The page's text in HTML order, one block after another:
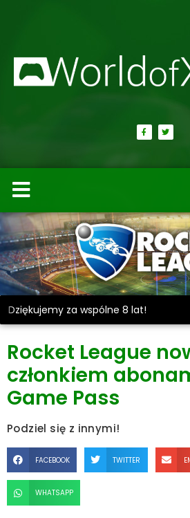
Dziękujemy za wspólne 8 lat!
Rocket League
członkiem
Game Pass
Podziel się z innymi!
FACEBOOK TWITTER
WHATSAPP